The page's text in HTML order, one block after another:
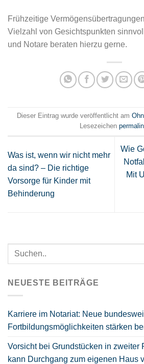
Frühzeitige
Vielzahl von Gesichtspunkten
und Notare beraten hierzu gerne.
Dieser Eintrag wurde veröffentlicht am
Lesezeichen
Was ist, wenn wir nicht mehr
da sind? – Die richtige
Vorsorge für Kinder mit
Behinderung
Wie
Mit
NEUESTE BEITRÄGE
Karriere im Notariat: Neue
Fortbildungsmöglichkeiten stärken
Vorsicht bei Grundstücken in
kann Durchgang zum eigenen Haus